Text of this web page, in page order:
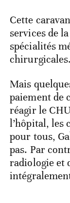
Cette
services de
spécialités
chirurgicales.
Mais
paiement de
réagir le
l’hôpital, les
pour tous,
pas. Par
radiologie et